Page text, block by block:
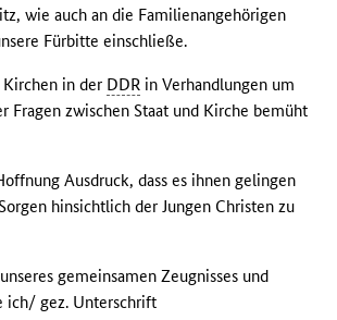
wie auch an die Familienangehörigen
Fürbitte einschließe.
in der DDR in Verhandlungen um
Fragen zwischen Staat und Kirche bemüht
Ausdruck, dass es ihnen gelingen
hinsichtlich der Jungen Christen zu
gemeinsamen Zeugnisses und
ich/ gez. Unterschrift